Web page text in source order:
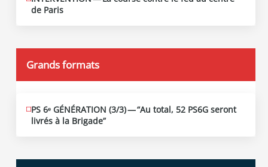
12
de Paris
Grands formats
JUIN
19
2026
PS 6ᵉ GÉNÉRATION (3/​3) — “Au total, 52 PS6G seront
livrés à la Brigade”